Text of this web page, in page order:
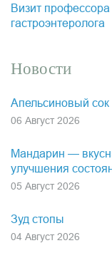
Визит
гастроэнтеролога
Новости
Апельсиновый
06 Август 2026
Мандарин —
улучшения
05 Август 2026
Зуд стопы
04 Август 2026